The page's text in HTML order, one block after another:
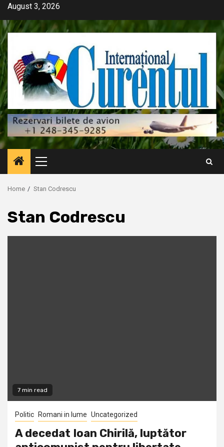
Skip
content
August 3, 2026
Primary
Menu
Home Stan Codrescu
Stan Codrescu
7 min read
Politic Romani in lume Uncategorized
A decedat Ioan Chirilă, luptător